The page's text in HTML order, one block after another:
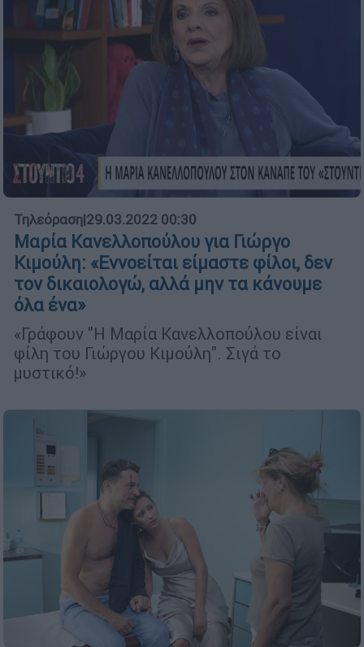
Τηλεόραση|29.03.2022 00:30
Μαρία Κανελλοπούλου για Γιώργο
Κιμούλη: «Εννοείται είμαστε φίλοι, δεν
τον δικαιολογώ, αλλά μην τα κάνουμε
όλα ένα»
«Γράφουν "Η Μαρία Κανελλοπούλου είναι
φίλη του Γιώργου Κιμούλη". Σιγά το
μυστικό!»